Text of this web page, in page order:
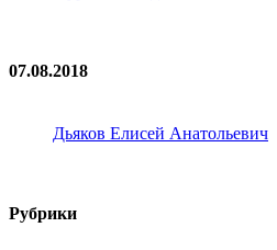
07.08.2018
Дьяков Елисей Анатольевич
Рубрики